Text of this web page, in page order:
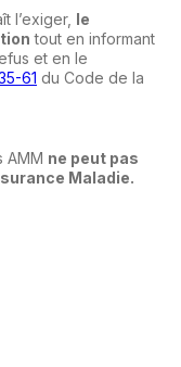
l’exiger, le
tout en informant
et en le
61 du Code de la
AMM ne peut pas
Maladie.